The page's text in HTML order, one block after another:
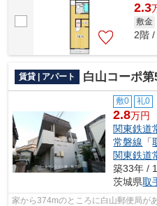
2.3
敷金
2階
賃貸 | アパート 白山コーポ第
敷0 礼0
2.8万円
関東鉄道
常磐線 「
関東鉄道
築33年 /
茨城県取
家から374mのところに白山郵便局が